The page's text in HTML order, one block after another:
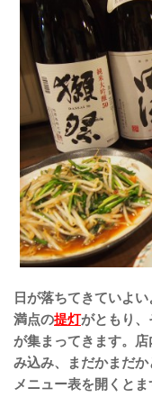
日が落ちてきていよ
満点の提灯がともり
が集まってきます。店
み込み、まだかまだか
メニュー表を開くと